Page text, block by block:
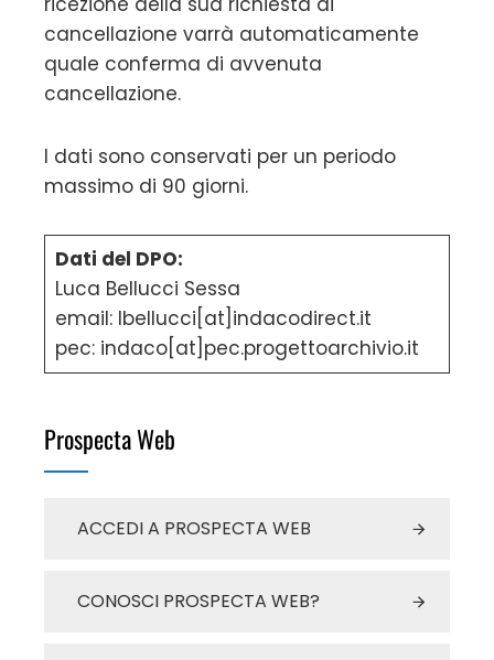
cancellazione varrà automaticamente
quale conferma di avvenuta
cancellazione.
I dati sono conservati per un periodo
massimo di 90 giorni.
Dati del DPO:
Luca Bellucci Sessa
email: lbellucci[at]indacodirect.it
pec: indaco[at]pec.progettoarchivio.it
Prospecta Web
ACCEDI A PROSPECTA WEB
CONOSCI PROSPECTA WEB?